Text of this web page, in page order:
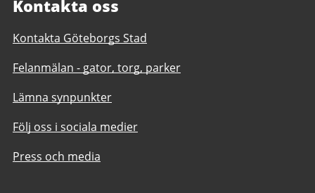
Kontakta oss
Kontakta Göteborgs Stad
Felanmälan - gator, torg, parker
Lämna synpunkter
Följ oss i sociala medier
Press och media